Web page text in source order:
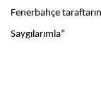
Fenerbahçe
Saygılarımla”